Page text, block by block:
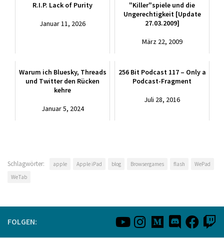
R.I.P. Lack of Purity
Januar 11, 2026
"Killer"spiele und die
Ungerechtigkeit [Update
27.03.2009]
März 22, 2009
Warum ich Bluesky, Threads
und Twitter den Rücken
kehre
Januar 5, 2024
256 Bit Podcast 117 – Only a
Podcast-Fragment
Juli 28, 2016
Schlagwörter: apple Apple iPad blog Browsergames flash
WePad
WeTab
FOLGEN: